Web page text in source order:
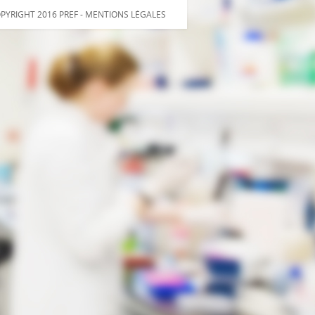
2016 PREF - MENTIONS LÉGALES